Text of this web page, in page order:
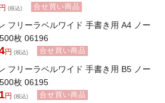
円 (税込) 合せ買い商品
フリーラベルワイド 手書き用 A4 ノー
枚 06196
円 (税込) 合せ買い商品
フリーラベルワイド 手書き用 B5 ノー
枚 06195
円 (税込) 合せ買い商品